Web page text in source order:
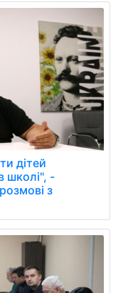
дітей
школі", -
з